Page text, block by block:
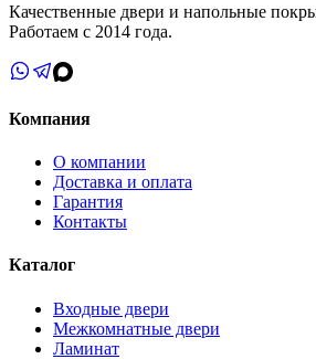
Качественные двери и напольные
Работаем с 2014 года.
Компания
О компании
Доставка и оплата
Гарантия
Контакты
Каталог
Входные двери
Межкомнатные двери
Ламинат